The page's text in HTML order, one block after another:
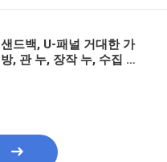
샌드백, U-패널 거대한 가
방, 관 누, 장작 누, 수집 누,